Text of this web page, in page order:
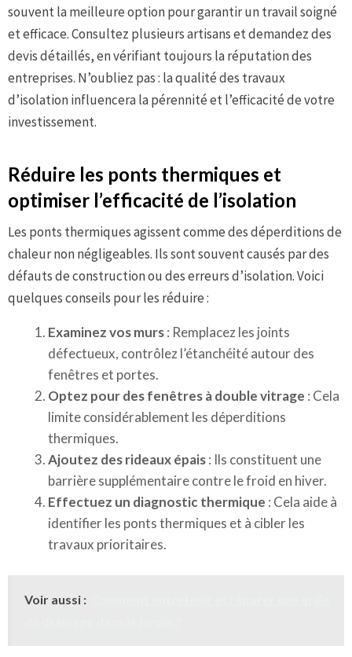
souvent la meilleure option pour garantir un travail soigné
et efficace. Consultez plusieurs artisans et demandez des
devis détaillés, en vérifiant toujours la réputation des
entreprises. N’oubliez pas : la qualité des travaux
d’isolation influencera la pérennité et l’efficacité de votre
investissement.
Réduire les ponts thermiques et
optimiser l’efficacité de l’isolation
Les ponts thermiques agissent comme des déperditions de
chaleur non négligeables. Ils sont souvent causés par des
défauts de construction ou des erreurs d’isolation. Voici
quelques conseils pour les réduire :
Examinez vos murs: Remplacez les joints
défectueux, contrôlez l’étanchéité autour des
fenêtres et portes.
Optez pour des fenêtres à double vitrage : Cela
limite considérablement les déperditions
thermiques.
Ajoutez des rideaux épais: Ils constituent une
barrière supplémentaire contre le froid en hiver.
Effectuez un diagnostic thermique : Cela aide à
identifier les ponts thermiques et à cibler les
travaux prioritaires.
Voir aussi :